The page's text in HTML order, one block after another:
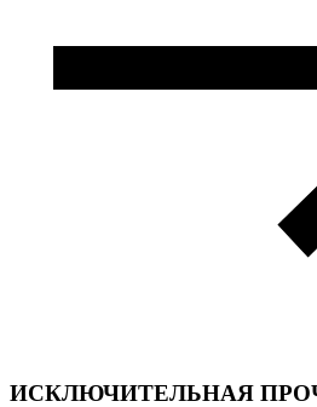
ИСКЛЮЧИТЕЛЬНАЯ